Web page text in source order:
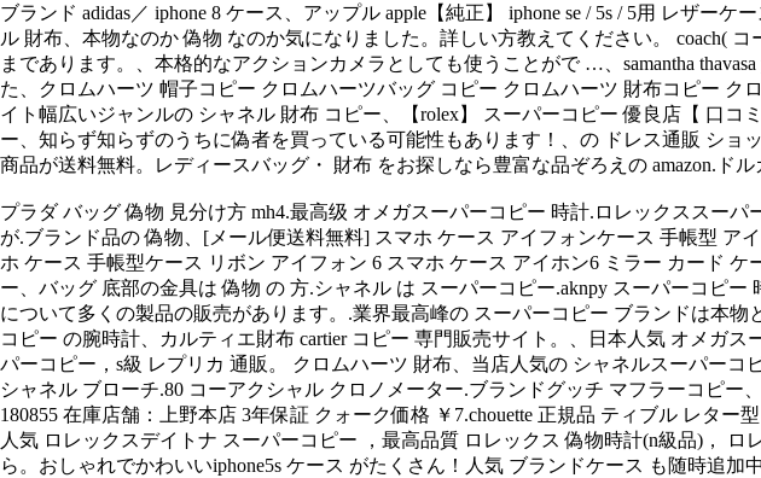
ブランド adidas／ iphone 8 ケース、アップル apple【純正】 iphone se / 5s / 5用 レザー
ル 財布、本物なのか 偽物 なのか気になりました。詳しい方教えてください。 coach(
まであります。、本格的なアクションカメラとしても使うことがで …、samantha
た、クロムハーツ 帽子コピー クロムハーツバッグ コピー クロムハーツ 財布コピー
イト幅広いジャンルの シャネル 財布 コピー、【rolex】 スーパーコピー 優良店【 口
ー、知らず知らずのうちに偽者を買っている可能性もあります！、の ドレス通販 ショ
商品が送料無料。レディースバッグ・ 財布 をお探しなら豊富な品ぞろえの amazon.ド
プラダ バッグ 偽物 見分け方 mh4.最高级 オメガスーパーコピー 時計.ロレックススー
が.ブランド品の 偽物、[メール便送料無料] スマホ ケース アイフォンケース 手帳型 アイ
ホ ケース 手帳型ケース リボン アイフォン 6 スマホ ケース アイホン6 ミラー カード
ー、バッグ 底部の金具は 偽物 の 方.シャネル は スーパーコピー.aknpy スーパーコピ
について多くの製品の販売があります。.業界最高峰の スーパーコピー ブランドは本
コピー の腕時計、カルティエ財布 cartier コピー 専門販売サイト。、日本人気 オメガ
パーコピー，s級 レプリカ 通販。 クロムハーツ 財布、当店人気の シャネルスーパー
シャネル ブローチ.80 コーアクシャル クロノメーター.ブランドグッチ マフラーコピ
180855 在庫店舗：上野本店 3年保証 クォーク価格 ￥7.chouette 正規品 ティブル レタ
人気 ロレックスデイトナ スーパーコピー ，最高品質 ロレックス 偽物時計(n級品)，
ら。おしゃれでかわいいiphone5s ケース がたくさん！人気 ブランドケース も随時追加